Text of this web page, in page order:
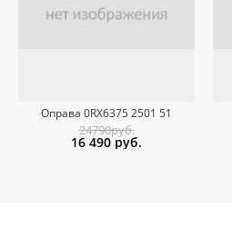
Оправа 0RX6375 2501 51
24790руб.
16 490 руб.